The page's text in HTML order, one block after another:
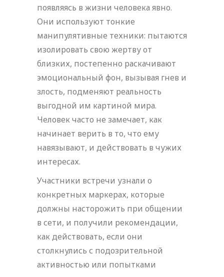
появляясь в жизни человека явно.
Они используют тонкие
манипулятивные техники: пытаются
изолировать свою жертву от
близких, постепенно раскачивают
эмоциональный фон, вызывая гнев и
злость, подменяют реальность
выгодной им картиной мира.
Человек часто не замечает, как
начинает верить в то, что ему
навязывают, и действовать в чужих
интересах.
Участники встречи узнали о
конкретных маркерах, которые
должны насторожить при общении
в сети, и получили рекомендации,
как действовать, если они
столкнулись с подозрительной
активностью или попытками